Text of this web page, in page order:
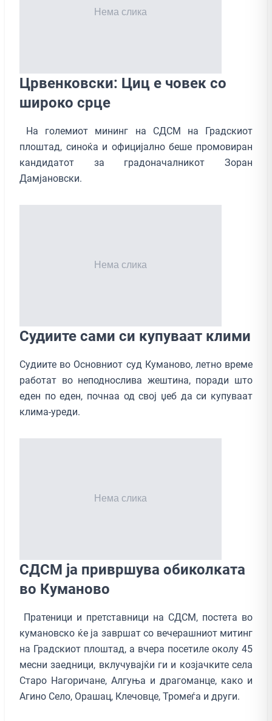
Црвенковски: Циц е човек со
широко срце
На големиот мининг на СДСМ на Градскиот
плоштад, синоќа и официјално беше промовиран
кандидатот за градоначалникот Зоран
Дамјановски.
Судиите сами си купуваат клими
Судиите во Основниот суд Куманово, летно време
работат во неподнослива жештина, поради што
еден по еден, почнаа од свој џеб да си купуваат
клима-уреди.
СДСМ ја привршува обиколката
во Куманово
Пратеници и претставници на СДСМ, постета во
кумановско ќе ја завршат со вечерашниот митинг
на Градскиот плоштад, а вчера посетиле околу 45
месни заедници, вклучувајќи ги и козјачките села
Старо Нагоричане, Алгуња и драгоманце, како и
Агино Село, Орашац, Клечовце, Тромеѓа и други.